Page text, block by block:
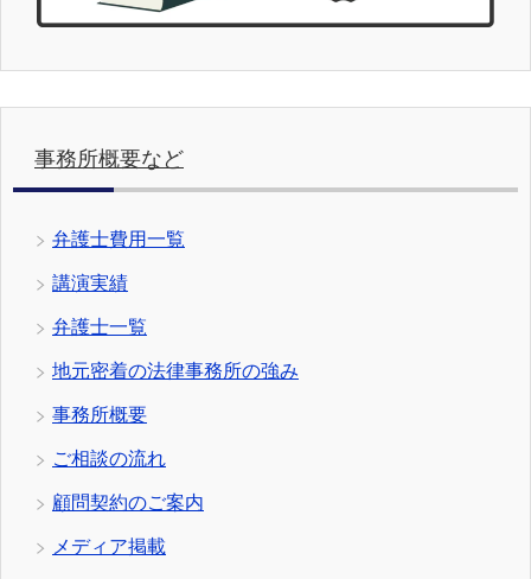
事務所概要など
弁護士費用一覧
講演実績
弁護士一覧
地元密着の法律事務所の強み
事務所概要
ご相談の流れ
顧問契約のご案内
メディア掲載